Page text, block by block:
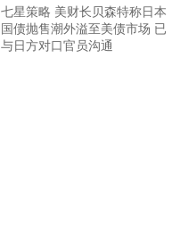
七星策略 美财长贝森特称日本
国债抛售潮外溢至美债市场 已
与日方对口官员沟通